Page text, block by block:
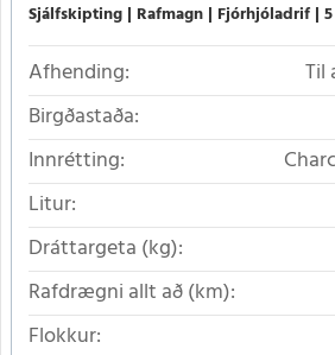
Sjálfskipting Rafmagn Fjórhjóladrif
Afhending:
Til
Birgðastaða:
Innrétting:
Litur:
Dráttargeta (kg):
Rafdrægni allt að (km):
Flokkur: